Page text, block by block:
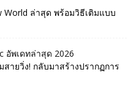
World ล่าสุด พร้อมวิธีเติมแบบ
อัพเดทล่าสุด 2026
ายวิ่ง! กลับมาสร้างปรากฏการ